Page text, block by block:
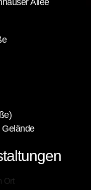
Allee
Gelände
Ort